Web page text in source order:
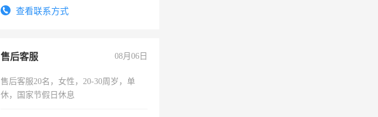
4500。查看联系方式
售后客服 08月06日
售后客服20名，女性，20-30周岁，单
休，国家节假日休息